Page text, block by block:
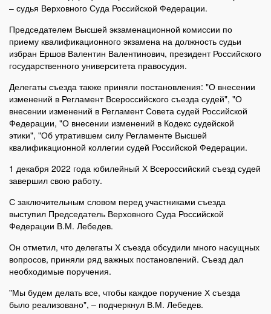
– судья Верховного Суда Российской Федерации.
Председателем Высшей экзаменационной комиссии по
приему квалификационного экзамена на должность судьи
избран Ершов Валентин Валентинович, президент Российского
государственного университета правосудия.
Делегаты съезда также приняли постановления: "О внесении
изменений в Регламент Всероссийского съезда судей", "О
внесении изменений в Регламент Совета судей Российской
Федерации, "О внесении изменений в Кодекс судейской
этики", "Об утратившем силу Регламенте Высшей
квалификационной коллегии судей Российской Федерации.
1 декабря 2022 года юбилейный Х Всероссийский съезд судей
завершил свою работу.
С заключительным словом перед участниками съезда
выступил Председатель Верховного Суда Российской
Федерации В.М. Лебедев.
Он отметил, что делегаты Х съезда обсудили много насущных
вопросов, приняли ряд важных постановлений. Съезд дал
необходимые поручения.
"Мы будем делать все, чтобы каждое поручение Х съезда
было реализовано", – подчеркнул В.М. Лебедев.